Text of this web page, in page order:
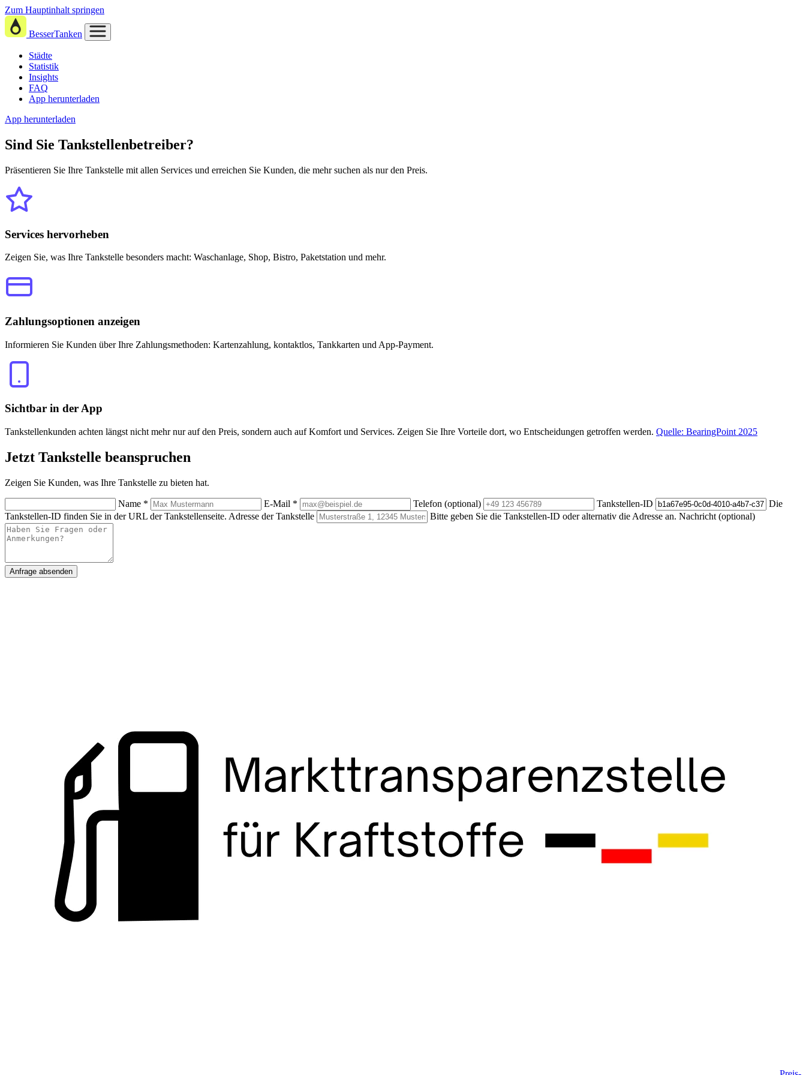
Zum Hauptinhalt springen
BesserTanken
Städte
Statistik
Insights
FAQ
App herunterladen
App herunterladen
Sind Sie Tankstellenbetreiber?
Präsentieren Sie Ihre Tankstelle mit allen Services und erreichen Sie Kunden, die mehr suchen als nur den Preis.
Services hervorheben
Zeigen Sie, was Ihre Tankstelle besonders macht: Waschanlage, Shop, Bistro, Paketstation und mehr.
Zahlungsoptionen anzeigen
Informieren Sie Kunden über Ihre Zahlungsmethoden: Kartenzahlung, kontaktlos, Tankkarten und App-Payment.
Sichtbar in der App
Tankstellenkunden achten längst nicht mehr nur auf den Preis, sondern auch auf Komfort und Services. Zeigen Sie Ihre Vorteile dort, wo Entscheidungen getroffen werden. Quelle: BearingPoint 2025
Jetzt Tankstelle beanspruchen
Zeigen Sie Kunden, was Ihre Tankstelle zu bieten hat.
Name * E-Mail * Telefon (optional) Tankstellen-ID
Die
Tankstellen-ID finden Sie in der URL der Tankstellenseite. Adresse der Tankstelle Bitte geben Sie die Tankstellen-ID oder alternativ die Adresse an. Nachricht (optional)
Anfrage absenden